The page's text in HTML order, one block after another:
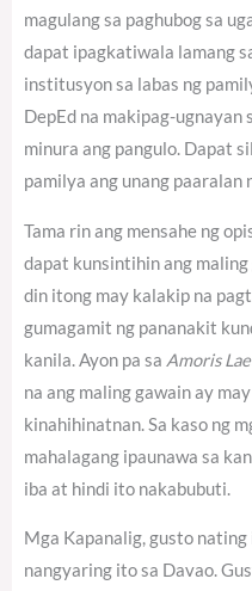
magulang sa paghubog sa
dapat ipagkatiwala lamang
institusyon sa labas ng
DepEd na makipag-ugnayan
minura ang pangulo. Dapat
pamilya ang unang paaralan
Tama rin ang mensahe ng
dapat kunsintihin ang
din itong may kalakip na
gumagamit ng pananakit
kanila. Ayon pa sa Amoris
na ang maling gawain ay may
kinahihinatnan.Sa kaso ng
mahalagang ipaunawa sa
iba at hindi ito nakabubuti.
Mga Kapanalig, gusto nating
nangyaring ito sa Davao.